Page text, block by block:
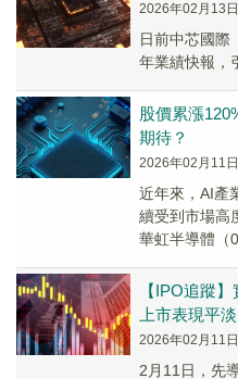
2026年02月13
日前中芯國際
年業績快報，
股價累漲
期待？
2026年02月11
近年來，AI產
續受到市場高
華虹半導體（
【IPO追蹤
上市表現平淡
2026年02月11
2月11日，先